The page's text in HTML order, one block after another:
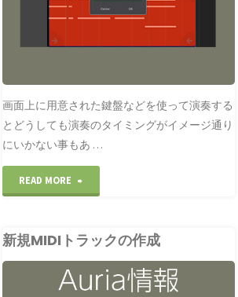
画面上に用意された鍵盤などを使って演奏する
とどうしても演奏のタイミングがイメージ通り
にいかない事もあ …
READ MORE "ジ
ス
ト
新規MIDIトラックの作成